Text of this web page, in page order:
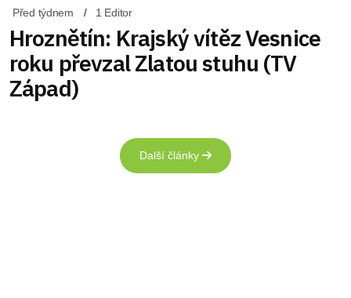
Před týdnem 1 Editor
Hroznětín: Krajský vítěz Vesnice
roku převzal Zlatou stuhu (TV
Západ)
Další články